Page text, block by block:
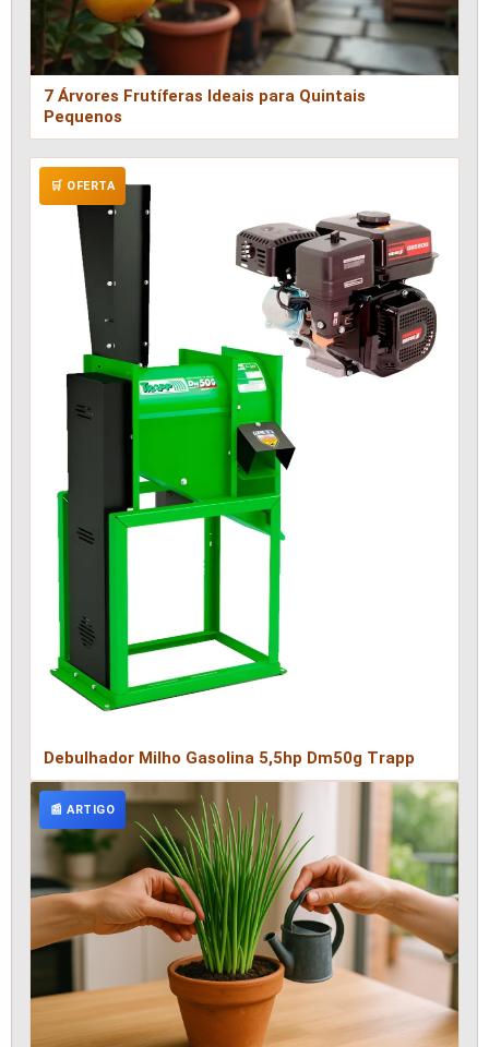
7 Árvores Frutíferas Ideais para Quintais
Pequenos
🛒 OFERTA
Debulhador Milho Gasolina 5,5hp Dm50g Trapp
📰 ARTIGO